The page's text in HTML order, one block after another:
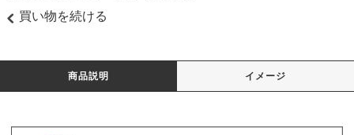
買い物を続ける
商品説明 イメージ